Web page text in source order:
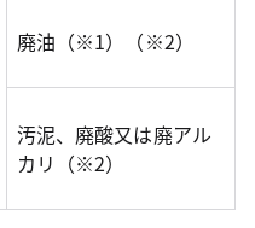
廃油（※1）（※2）
汚泥、廃酸又は廃アル
カリ（※2）